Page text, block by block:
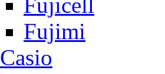
Fujicell
Fujimi
Casio